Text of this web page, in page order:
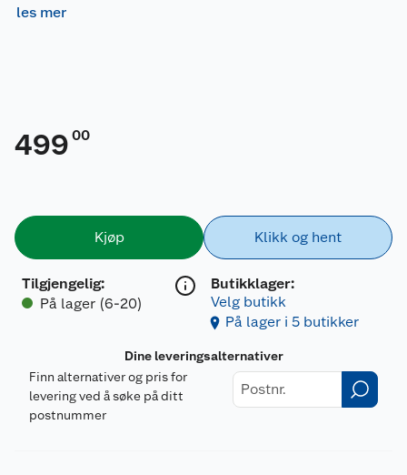
les mer
499 00
Kjøp
Tilgjengelig:
På lager (6-20)
Klikk og hent
Butikklager:
Velg butikk
På lager i 5 butikker
Dine leveringsalternativer
Finn alternativer og pris for
levering ved å søke på ditt
postnummer